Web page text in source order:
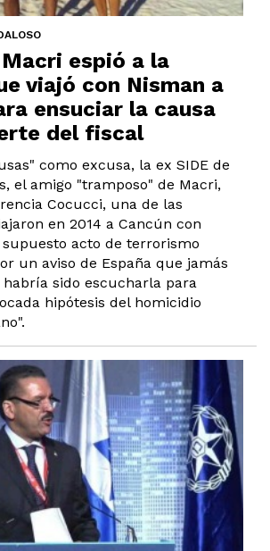
espió a la
viajó con Nisman a
ensuciar la causa
del fiscal
como excusa, la ex SIDE de
el amigo "tramposo" de Macri,
Cocucci, una de las
en 2014 a Cancún con
acto de terrorismo
un aviso de España que jamás
habría sido escucharla para
hipótesis del homicidio